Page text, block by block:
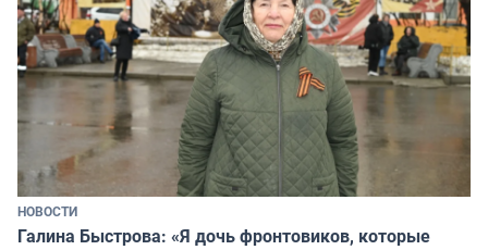
НОВОСТИ
Галина Быстрова: «Я дочь фронтовиков, которые